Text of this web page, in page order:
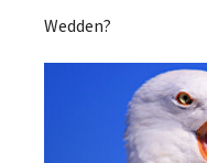
Wedden?